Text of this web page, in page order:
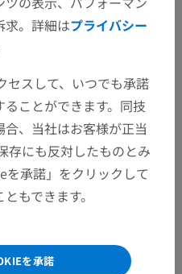
de kyste
求。詳細はプライバシー
セスして、いつでも承諾
ことができます。同技
、当社はお客様が正当
存にも反対したものとみ
を承諾」をクリックして
もできます。
を承諾